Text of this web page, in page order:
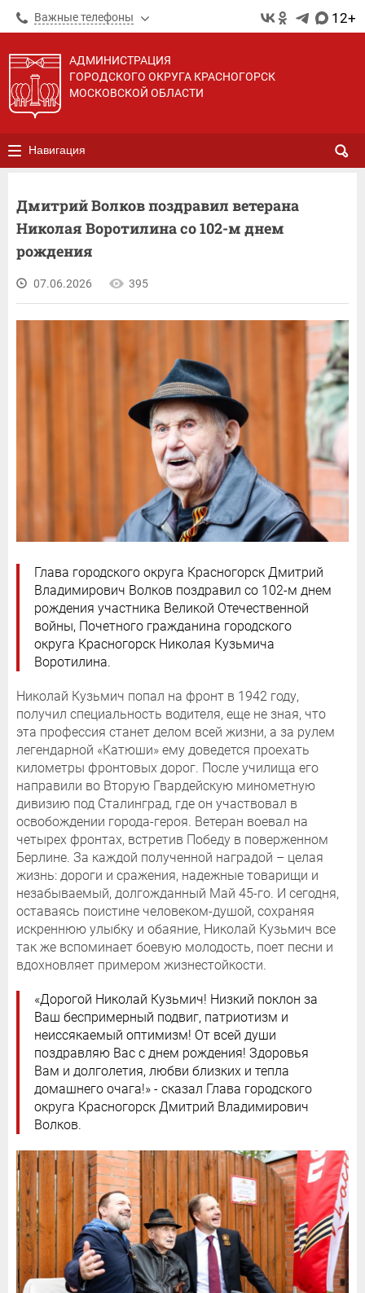
Важные телефоны 12+
АДМИНИСТРАЦИЯ
ГОРОДСКОГО ОКРУГА КРАСНОГОРСК
МОСКОВСКОЙ ОБЛАСТИ
Навигация
Дмитрий Волков поздравил ветерана
Николая Воротилина со 102-м днем
рождения
07.06.2026 395
Глава городского округа Красногорск Дмитрий
Владимирович Волков поздравил со 102-м днем
рождения участника Великой Отечественной
войны, Почетного гражданина городского
округа Красногорск Николая Кузьмича
Воротилина.
Николай Кузьмич попал на фронт в 1942 году,
получил специальность водителя, еще не зная, что
эта профессия станет делом всей жизни, а за рулем
легендарной «Катюши» ему доведется проехать
километры фронтовых дорог. После училища его
направили во Вторую Гвардейскую минометную
дивизию под Сталинград, где он участвовал в
освобождении города-героя. Ветеран воевал на
четырех фронтах, встретив Победу в поверженном
Берлине. За каждой полученной наградой – целая
жизнь: дороги и сражения, надежные товарищи и
незабываемый, долгожданный Май 45-го. И сегодня,
оставаясь поистине человеком-душой, сохраняя
искреннюю улыбку и обаяние, Николай Кузьмич все
так же вспоминает боевую молодость, поет песни и
вдохновляет примером жизнестойкости.
«Дорогой Николай Кузьмич! Низкий поклон за
Ваш беспримерный подвиг, патриотизм и
неиссякаемый оптимизм! От всей души
поздравляю Вас с днем рождения! Здоровья
Вам и долголетия, любви близких и тепла
домашнего очага!» - сказал Глава городского
округа Красногорск Дмитрий Владимирович
Волков.